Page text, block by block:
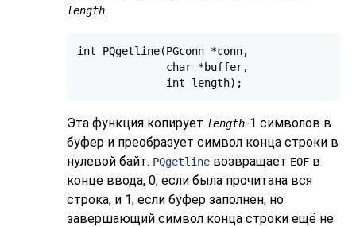
length.
int PQgetline(PGconn *conn,
              char *buffer,
Эта функция копирует length-1 символов в
буфер и преобразует символ конца строки в
нулевой байт. PQgetline возвращает EOF в
конце ввода, 0, если была прочитана вся
строка, и 1, если буфер заполнен, но
завершающий символ конца строки ещё не